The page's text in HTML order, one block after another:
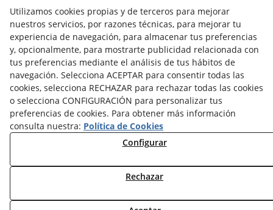
43400 Montblanc (Tarragona) España
spain@precisionsport.eu
Aviso Legal Política de Cookies
Política de Privacidad
Condiciones de Compra
Condiciones de Uso y Acceso
Utilizamos cookies propias y de terceros para mejorar
nuestros servicios, por razones técnicas, para mejorar tu
experiencia de navegación, para almacenar tus preferencias
y, opcionalmente, para mostrarte publicidad relacionada con
tus preferencias mediante el análisis de tus hábitos de
navegación. Selecciona ACEPTAR para consentir todas las
cookies, selecciona RECHAZAR para rechazar todas las cookies
o selecciona CONFIGURACIÓN para personalizar tus
preferencias de cookies. Para obtener más información
consulta nuestra: Política de Cookies
Configurar
Rechazar